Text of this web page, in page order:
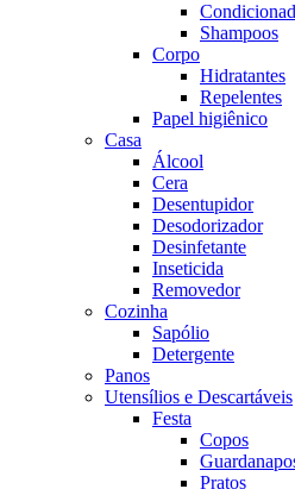
Shampoos
Corpo
Hidratantes
Repelentes
Papel higiênico
Casa
Álcool
Cera
Desentupidor
Desodorizador
Desinfetante
Inseticida
Removedor
Cozinha
Sapólio
Detergente
Panos
Utensílios e Descartáveis
Festa
Copos
Pratos